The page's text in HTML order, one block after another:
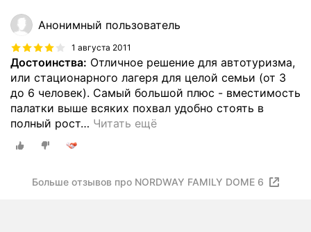
Анонимный пользователь
1 августа 2011
Достоинства: Отличное решение для автотуризма,
или стационарного лагеря для целой семьи (от 3
до 6 человек). Самый большой плюс - вместимость
палатки выше всяких похвал удобно стоять в
полный рост… Читать ещё
Больше отзывов про NORDWAY FAMILY DOME 6